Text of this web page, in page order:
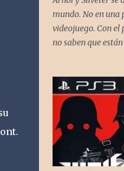
gracias a todos los
plataformas de
comentarios en
Instagram -
https://
a/ Facebook -
https://
a
mundo. No en una
videojuego. Con el
no saben que están